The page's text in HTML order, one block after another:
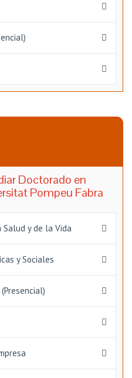
Doctorado en
Pompeu Fabra
Salud y de la Vida
y Sociales